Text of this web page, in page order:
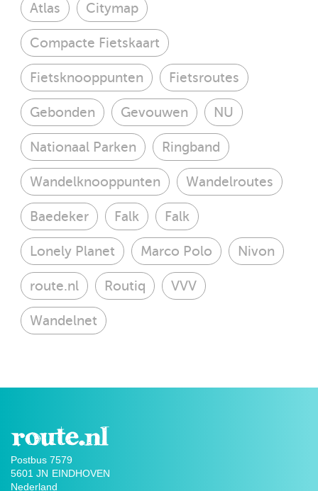
Atlas Citymap
Compacte Fietskaart
Fietsknooppunten Fietsroutes
Gebonden Gevouwen NU
Nationaal Parken Ringband
Wandelknooppunten Wandelroutes
Baedeker Falk Falk
Lonely Planet Marco Polo Nivon
route.nl Routiq VVV
Wandelnet
Postbus 7579
5601 JN EINDHOVEN
Nederland